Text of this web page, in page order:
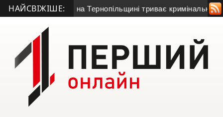
НАЙСВІЖІШЕ:Серет: на Тернопільщині триває кримінальне